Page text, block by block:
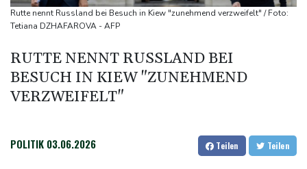
und 2022
Mutter mit 71 Stichen getötet und Leiche zerstückelt: Mann muss
Nach Ausweisung von Journalistin: Russland wirft Frankreich
"politische Verfolgung" vor
Rutte nennt Russland bei Besuch in Kiew "zunehmend verzweifelt" / Foto:
Tetiana DZHAFAROVA - AFP
RUTTE NENNT RUSSLAND BEI
BESUCH IN KIEW "ZUNEHMEND
VERZWEIFELT"
POLITIK 03.06.2026 Teilen Teilen